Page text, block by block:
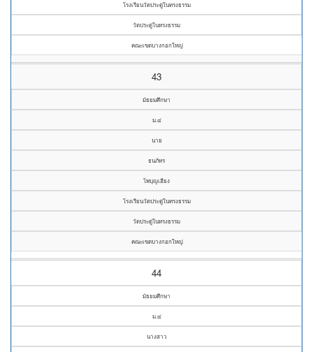
โรงเรียนวัดประดู่ในทรงธรรม
วัดประดู่ในทรงธรรม
คณะเขตบางกอกใหญ่
43
มัธยมศึกษา
ม.๔
นาย
ธนภัทร
โพบุญเฮียง
โรงเรียนวัดประดู่ในทรงธรรม
วัดประดู่ในทรงธรรม
คณะเขตบางกอกใหญ่
44
มัธยมศึกษา
ม.๔
นางสาว